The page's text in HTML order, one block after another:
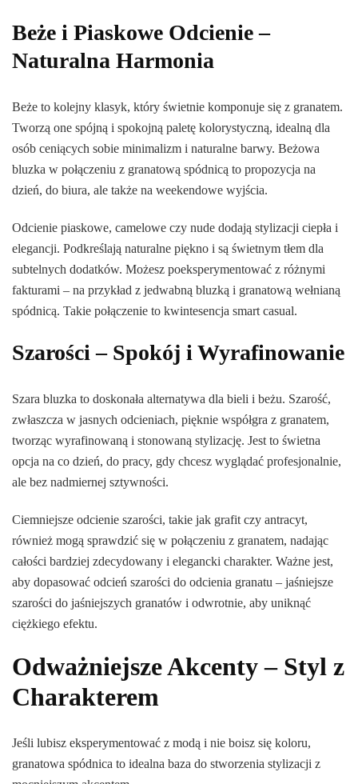
Beże i Piaskowe Odcienie –
Naturalna Harmonia
Beże to kolejny klasyk, który świetnie komponuje się z granatem.
Tworzą one spójną i spokojną paletę kolorystyczną, idealną dla
osób ceniących sobie minimalizm i naturalne barwy. Beżowa
bluzka w połączeniu z granatową spódnicą to propozycja na
dzień, do biura, ale także na weekendowe wyjścia.
Odcienie piaskowe, camelowe czy nude dodają stylizacji ciepła i
elegancji. Podkreślają naturalne piękno i są świetnym tłem dla
subtelnych dodatków. Możesz poeksperymentować z różnymi
fakturami – na przykład z jedwabną bluzką i granatową wełnianą
spódnicą. Takie połączenie to kwintesencja smart casual.
Szarości – Spokój i Wyrafinowanie
Szara bluzka to doskonała alternatywa dla bieli i beżu. Szarość,
zwłaszcza w jasnych odcieniach, pięknie współgra z granatem,
tworząc wyrafinowaną i stonowaną stylizację. Jest to świetna
opcja na co dzień, do pracy, gdy chcesz wyglądać profesjonalnie,
ale bez nadmiernej sztywności.
Ciemniejsze odcienie szarości, takie jak grafit czy antracyt,
również mogą sprawdzić się w połączeniu z granatem, nadając
całości bardziej zdecydowany i elegancki charakter. Ważne jest,
aby dopasować odcień szarości do odcienia granatu – jaśniejsze
szarości do jaśniejszych granatów i odwrotnie, aby uniknąć
ciężkiego efektu.
Odważniejsze Akcenty – Styl z
Charakterem
Jeśli lubisz eksperymentować z modą i nie boisz się koloru,
granatowa spódnica to idealna baza do stworzenia stylizacji z